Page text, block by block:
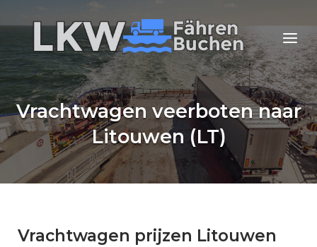
naar
inhoud
Home
Menu
Vrachtwagen veerboten naar
Litouwen (LT)
Vrachtwagen prijzen Litouwen